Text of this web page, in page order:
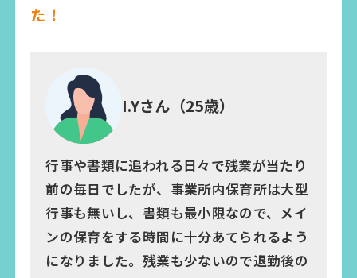
た！
I.Yさん（25歳）
行事や書類に追われる日々で残業が当たり
前の毎日でしたが、事業所内保育所は大型
行事も無いし、書類も最小限なので、メイ
ンの保育をする時間に十分あてられるよう
になりました。残業も少ないので退勤後の